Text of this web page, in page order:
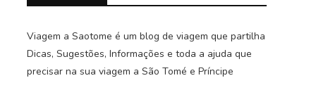
Viagem a Saotome é um blog de viagem que partilha
Dicas, Sugestões, Informações e toda a ajuda que
precisar na sua viagem a São Tomé e Príncipe